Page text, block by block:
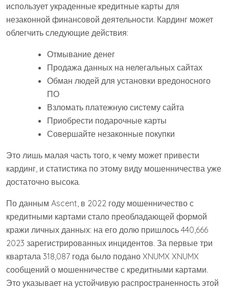
использует украденные кредитные карты для
незаконной финансовой деятельности. Кардинг может
облегчить следующие действия:
Отмывание денег
Продажа данных на нелегальных сайтах
Обман людей для установки вредоносного
ПО
Взломать платежную систему сайта
Приобрести подарочные карты
Совершайте незаконные покупки
Это лишь малая часть того, к чему может привести
кардинг, и статистика по этому виду мошенничества уже
достаточно высока.
По данным Ascent, в 2022 году мошенничество с
кредитными картами стало преобладающей формой
кражи личных данных: на его долю пришлось 440,666
2023 зарегистрированных инцидентов. За первые три
квартала 318,087 года было подано XNUMX XNUMX
сообщений о мошенничестве с кредитными картами.
Это указывает на устойчивую распространенность этой